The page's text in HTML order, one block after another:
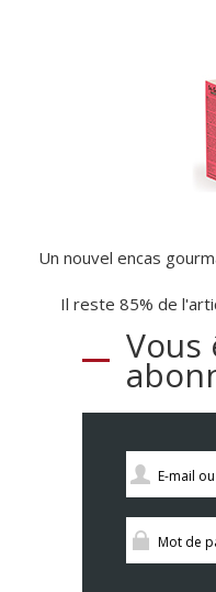
Un nouvel encas
Il reste 85% de
Vous